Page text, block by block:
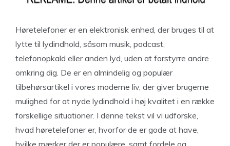
Høretelefoner er en elektronisk enhed, der bruges til at
lytte til lydindhold, såsom musik, podcast,
telefonopkald eller anden lyd, uden at forstyrre andre
omkring dig. De er en almindelig og populær
tilbehørsartikel i vores moderne liv, der giver brugerne
mulighed for at nyde lydindhold i høj kvalitet i en række
forskellige situationer. I denne tekst vil vi udforske,
hvad høretelefoner er, hvorfor de er gode at have,
hvilke mærker der er populære, samt fordele og